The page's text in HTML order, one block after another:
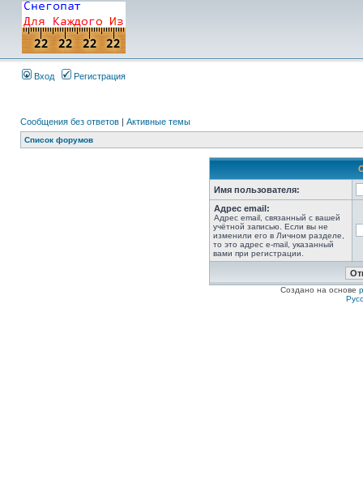
Вход Регистрация
Сообщения без ответов | Активные темы
Список форумов
Имя пользователя:
Адрес email:
Адрес email, связанный с вашей
учётной записью. Если вы не
изменили его в Личном разделе,
то это адрес e-mail, указанный
вами при регистрации.
Создано на основе